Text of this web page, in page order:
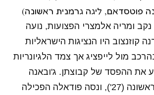
פוטסדאם, ליגה גרמנית ראשונה)
ומריה אלמצרי הפצועות, נועה
קוזנצוב היו הנציגות הישראליות
מול לייפציג אך צמד הלגיונריות
את ההפסד של קבוצתן. ג'ובאנה
הומפמן כבשה ראשונה (27'), ונסה פודאלה הפכילה